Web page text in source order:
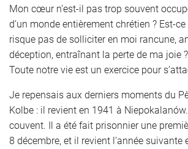
Mon cœur n’est-il pas trop souvent
d’un monde entièrement chrétien ? Est-
risque pas de solliciter en moi rancune,
déception, entraînant la perte de ma joie ?
Toute notre vie est un exercice pour
Je repensais aux derniers moments du
Kolbe : il revient en 1941 à Niepokalanów.
couvent. Il a été fait prisonnier une
8 décembre, et il revient l’année suivante